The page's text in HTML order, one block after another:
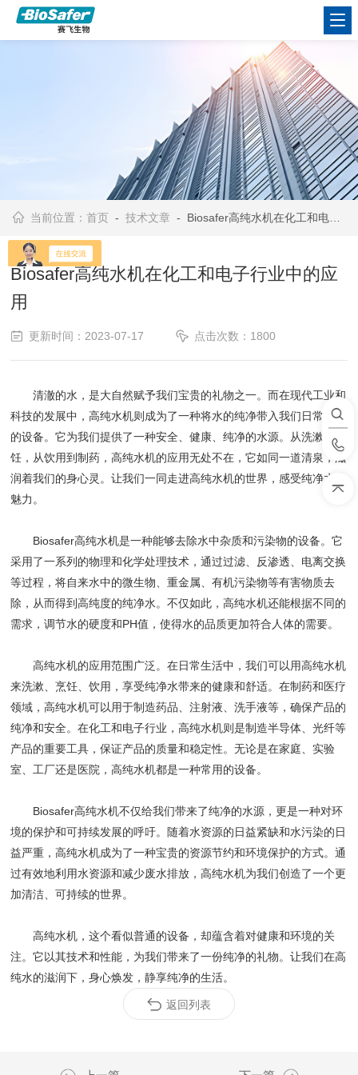
当前位置：首页 -技术文章 - Biosafer高纯水机在化工和电子行业中的应用
Biosafer高纯水机在化工和电子行业中的应
用
更新时间：2023-07-17 点击次数：1800
清澈的水，是大自然赋予我们宝贵的礼物之一。而在现代工业和
科技的发展中，高纯水机则成为了一种将水的纯净带入我们日常生活
的设备。它为我们提供了一种安全、健康、纯净的水源。从洗漱到烹
饪，从饮用到制药，高纯水机的应用无处不在，它如同一道清泉，滋
润着我们的身心灵。让我们一同走进高纯水机的世界，感受纯净水的
魅力。
Biosafer高纯水机是一种能够去除水中杂质和污染物的设备。它
采用了一系列的物理和化学处理技术，通过过滤、反渗透、电离交换
等过程，将自来水中的微生物、重金属、有机污染物等有害物质去
除，从而得到高纯度的纯净水。不仅如此，高纯水机还能根据不同的
需求，调节水的硬度和PH值，使得水的品质更加符合人体的需要。
高纯水机的应用范围广泛。在日常生活中，我们可以用高纯水机
来洗漱、烹饪、饮用，享受纯净水带来的健康和舒适。在制药和医疗
领域，高纯水机可以用于制造药品、注射液、洗手液等，确保产品的
纯净和安全。在化工和电子行业，高纯水机则是制造半导体、光纤等
产品的重要工具，保证产品的质量和稳定性。无论是在家庭、实验
室、工厂还是医院，高纯水机都是一种常用的设备。
Biosafer高纯水机不仅给我们带来了纯净的水源，更是一种对环
境的保护和可持续发展的呼吁。随着水资源的日益紧缺和水污染的日
益严重，高纯水机成为了一种宝贵的资源节约和环境保护的方式。通
过有效地利用水资源和减少废水排放，高纯水机为我们创造了一个更
加清洁、可持续的世界。
高纯水机，这个看似普通的设备，却蕴含着对健康和环境的关
注。它以其技术和性能，为我们带来了一份纯净的礼物。让我们在高
纯水的滋润下，身心焕发，静享纯净的生活。
返回列表